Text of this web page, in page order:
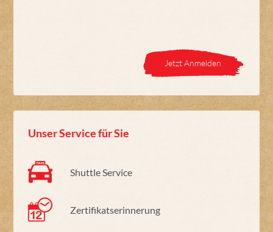
Jetzt Anmelden
Unser Service für Sie
Shuttle Service
Zertifikatserinnerung